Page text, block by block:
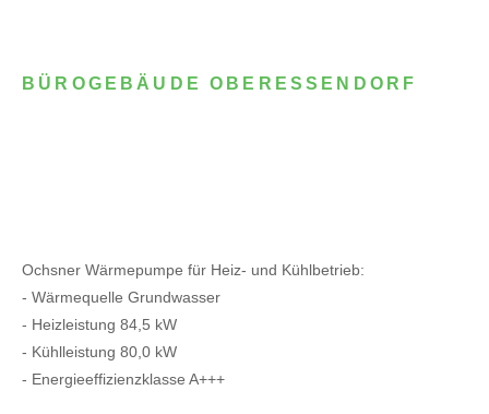
BÜROGEBÄUDE OBERESSENDORF
Ochsner Wärmepumpe für Heiz- und Kühlbetrieb:
- Wärmequelle Grundwasser
- Heizleistung 84,5 kW
- Kühlleistung 80,0 kW
- Energieeffizienzklasse A+++